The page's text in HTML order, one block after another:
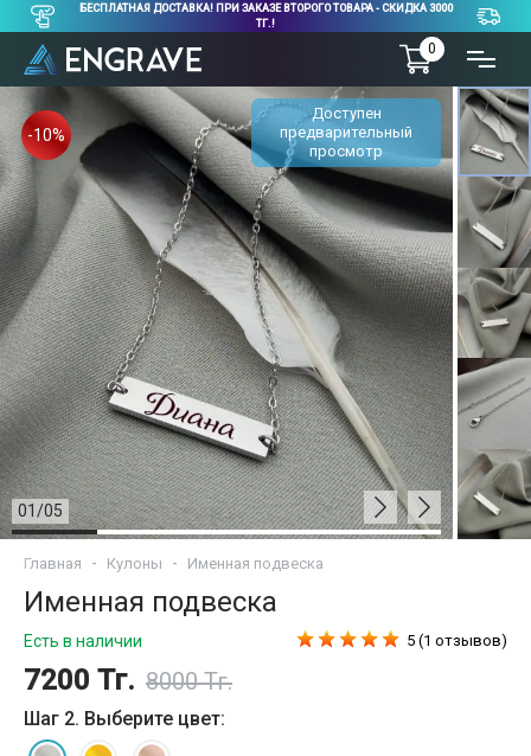
БЕСПЛАТНАЯ ДОСТАВКА! ПРИ ЗАКАЗЕ ВТОРОГО ТОВАРА - СКИДКА 3000
ТГ.!
0
Доступен
предварительный
просмотр
-10%
01/05
Главная Кулоны Именная подвеска
Именная подвеска
Есть в наличии
7200 Тг. 8000 Тг.
5 (1 отзывов)
Шаг 2. Выберите цвет: